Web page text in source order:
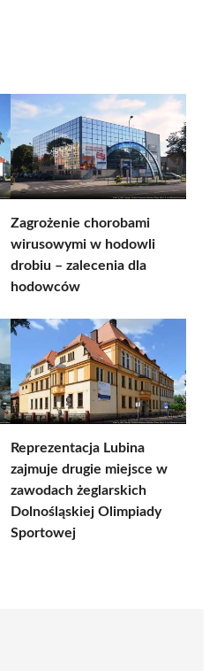
Zagrożenie chorobami
wirusowymi w hodowli
drobiu – zalecenia dla
hodowców
Reprezentacja Lubina
zajmuje drugie miejsce w
zawodach żeglarskich
Dolnośląskiej Olimpiady
Sportowej